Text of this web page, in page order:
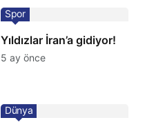
Yıldızlar İran’a gidiyor!
Spor
5 ay önce
Dünya